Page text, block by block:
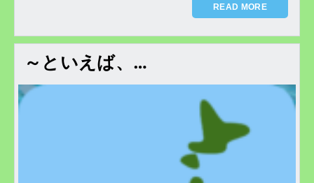
READ MORE
～といえば、…